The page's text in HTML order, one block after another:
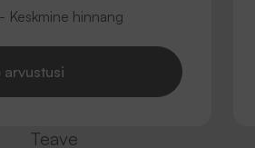
Keskmine hinnang
arvustusi
Teave